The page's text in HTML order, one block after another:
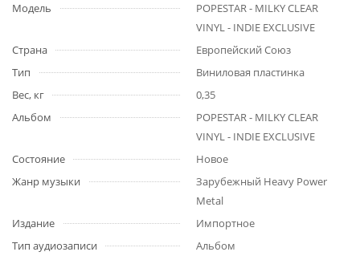
Модель
POPESTAR - MILKY CLEAR
VINYL - INDIE EXCLUSIVE
Страна
Европейский Союз
Тип
Виниловая пластинка
Вес, кг
0,35
Альбом
POPESTAR - MILKY CLEAR
VINYL - INDIE EXCLUSIVE
Состояние
Новое
Жанр музыки
Зарубежный Heavy Power
Metal
Издание
Импортное
Тип аудиозаписи
Альбом